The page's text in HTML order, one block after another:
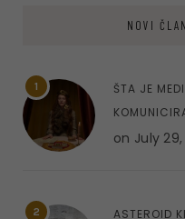
NOVI
1
ŠTA JE
on July
2 ASTEROID